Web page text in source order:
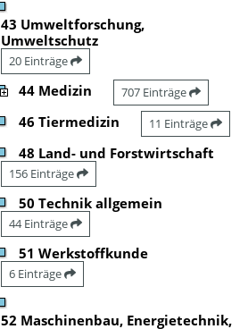
43 Umweltforschung,
Umweltschutz
20 Einträge
44 Medizin 707 Einträge
46 Tiermedizin 11 Einträge
48 Land- und Forstwirtschaft
156 Einträge
50 Technik allgemein
44 Einträge
51 Werkstoffkunde
6 Einträge
52 Maschinenbau, Energietechnik,